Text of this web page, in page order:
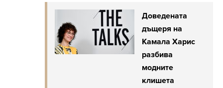
Доведената
дъщеря на
Камала Харис
разбива
модните
клишета